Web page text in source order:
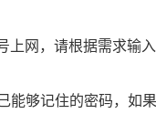
网，请根据需求输入
够记住的密码，如